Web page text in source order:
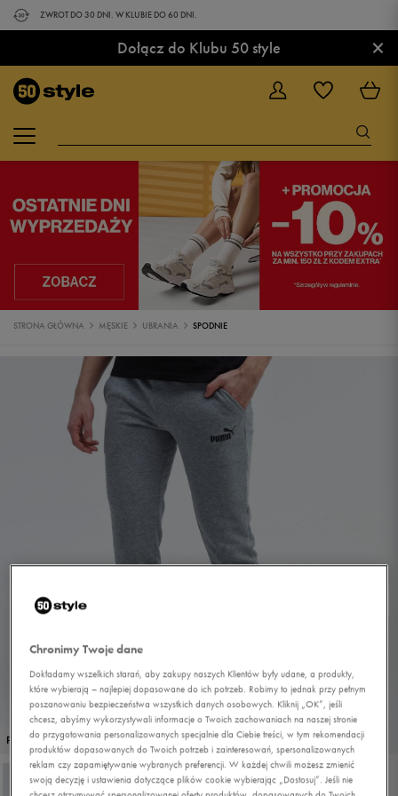
ZWROT DO 30 DNI. W KLUBIE DO 60 DNI.
Dołącz do Klubu 50 style ×
STRONA GŁÓWNA MĘSKIE UBRANIA SPODNIE
PROMO: DO -30% 1/3
Chronimy Twoje dane
Dokładamy wszelkich starań, aby zakupy naszych Klientów były udane, a produkty,
które wybierają – najlepiej dopasowane do ich potrzeb. Robimy to jednak przy pełnym
poszanowaniu bezpieczeństwa wszystkich danych osobowych. Kliknij „OK”, jeśli
chcesz, abyśmy wykorzystywali informacje o Twoich zachowaniach na naszej stronie
do przygotowania personalizowanych specjalnie dla Ciebie treści, w tym rekomendacji
produktów dopasowanych do Twoich potrzeb i zainteresowań, spersonalizowanych
reklam czy zapamiętywanie wybranych preferencji. W każdej chwili możesz zmienić
swoją decyzję i ustawienia dotyczące plików cookie wybierając „Dostosuj”. Jeśli nie